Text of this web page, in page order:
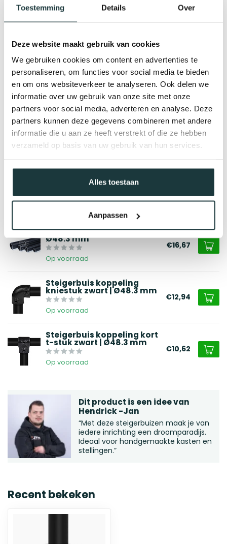
Toestemming Details Over
Deze website maakt gebruik van cookies
We gebruiken cookies om content en advertenties te
personaliseren, om functies voor social media te bieden
en om ons websiteverkeer te analyseren. Ook delen we
informatie over uw gebruik van onze site met onze
partners voor social media, adverteren en analyse. Deze
partners kunnen deze gegevens combineren met andere
informatie die u aan ze heeft verstrekt of die ze hebben
verzameld op basis van uw gebruik van hun services.
Alles toestaan
Aanpassen
Gerelateerde producten
Steigerbuis staal zwart |
Ø48.3 mm
Op voorraad
€16,67
Steigerbuis koppeling
kniestuk zwart | Ø48.3 mm
Op voorraad
€12,94
Steigerbuis koppeling kort
t-stuk zwart | Ø48.3 mm
Op voorraad
€10,62
Dit product is een idee van
Hendrick -Jan
“Met deze steigerbuizen maak je van
iedere inrichting een droomparadijs.
Ideaal voor handgemaakte kasten en
stellingen.”
Recent bekeken